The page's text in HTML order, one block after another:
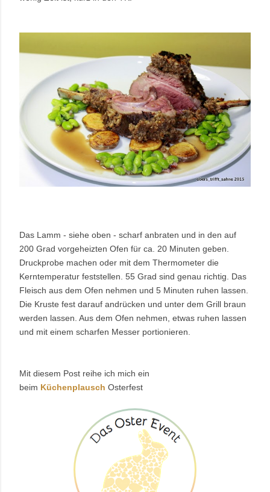
Das Lamm - siehe oben - scharf anbraten und in den auf
200 Grad vorgeheizten Ofen für ca. 20 Minuten geben.
Druckprobe machen oder mit dem Thermometer die
Kerntemperatur feststellen. 55 Grad sind genau richtig. Das
Fleisch aus dem Ofen nehmen und 5 Minuten ruhen lassen.
Die Kruste fest darauf andrücken und unter dem Grill braun
werden lassen. Aus dem Ofen nehmen, etwas ruhen lassen
und mit einem scharfen Messer portionieren.
Mit diesem Post reihe ich mich ein
beim Küchenplausch Osterfest